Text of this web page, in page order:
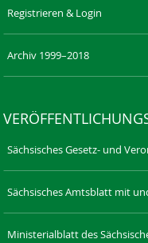
Registrieren & Login
Archiv 1999–2018
Sächsisches Gesetz- und
Sächsisches Amtsblatt mit
Ministerialblatt des